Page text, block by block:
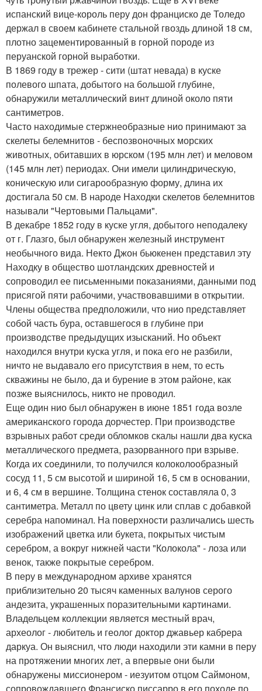
испанский вице-король перу дон франциско де Толедо
держал в своем кабинете стальной гвоздь длиной 18 см,
плотно зацементированный в горной породе из
перуанской горной выработки.
В 1869 году в трежер - сити (штат невада) в куске
полевого шпата, добытого на большой глубине,
обнаружили металлический винт длиной около пяти
сантиметров.
Часто находимые стержнеобразные нио принимают за
скелеты белемнитов - беспозвоночных морских
животных, обитавших в юрском (195 млн лет) и меловом
(145 млн лет) периодах. Они имели цилиндрическую,
коническую или сигарообразную форму, длина их
достигала 50 см. В народе Находки скелетов белемнитов
называли "Чертовыми Пальцами".
В декабре 1852 году в куске угля, добытого неподалеку
от г. Глазго, был обнаружен железный инструмент
необычного вида. Некто Джон бьюкенен представил эту
Находку в общество шотландских древностей и
сопроводил ее письменными показаниями, данными под
присягой пяти рабочими, участвовавшими в открытии.
Члены общества предположили, что нио представляет
собой часть бура, оставшегося в глубине при
производстве предыдущих изысканий. Но объект
находился внутри куска угля, и пока его не разбили,
ничто не выдавало его присутствия в нем, то есть
скважины не было, да и бурение в этом районе, как
позже выяснилось, никто не проводил.
Еще один нио был обнаружен в июне 1851 года возле
американского города дорчестер. При производстве
взрывных работ среди обломков скалы нашли два куска
металлического предмета, разорванного при взрыве.
Когда их соединили, то получился колоколообразный
сосуд 11, 5 см высотой и шириной 16, 5 см в основании,
и 6, 4 см в вершине. Толщина стенок составляла 0, 3
сантиметра. Металл по цвету цинк или сплав с добавкой
серебра напоминал. На поверхности различались шесть
изображений цветка или букета, покрытых чистым
серебром, а вокруг нижней части "Колокола" - лоза или
венок, также покрытые серебром.
В перу в международном архиве хранятся
приблизительно 20 тысяч каменных валунов серого
андезита, украшенных поразительными картинами.
Владельцем коллекции является местный врач,
археолог - любитель и геолог доктор джавьер кабрера
даркуа. Он выяснил, что люди находили эти камни в перу
на протяжении многих лет, а впервые они были
обнаружены миссионером - иезуитом отцом Саймоном,
сопровождавшего Франсиско писсарро в его походе по